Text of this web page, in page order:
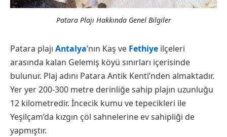
Patara Plajı Hakkında Genel Bilgiler
Patara plajı Antalya’nın Kaş ve Fethiye ilçeleri
arasında kalan Gelemiş köyü sınırları içerisinde
bulunur. Plaj adını Patara Antik Kenti’nden almaktadır.
Yer yer 200-300 metre derinliğe sahip plajın uzunluğu
12 kilometredir. İncecik kumu ve tepecikleri ile
Yeşilçam’da kızgın çöl sahnelerine ev sahipliği de
yapmıştır.